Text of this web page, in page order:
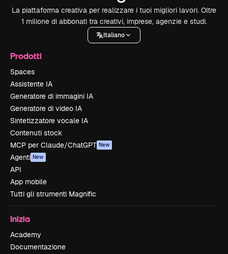
La piattaforma creativa per realizzare i tuoi migliori lavori. Oltre
1 milione di abbonati tra creativi, imprese, agenzie e studi.
Italiano
Prodotti
Spaces
Assistente IA
Generatore di immagini IA
Generatore di video IA
Sintetizzatore vocale IA
Contenuti stock
MCP per Claude/ChatGPT New
Agenti New
API
App mobile
Tutti gli strumenti Magnific
Inizia
Academy
Documentazione